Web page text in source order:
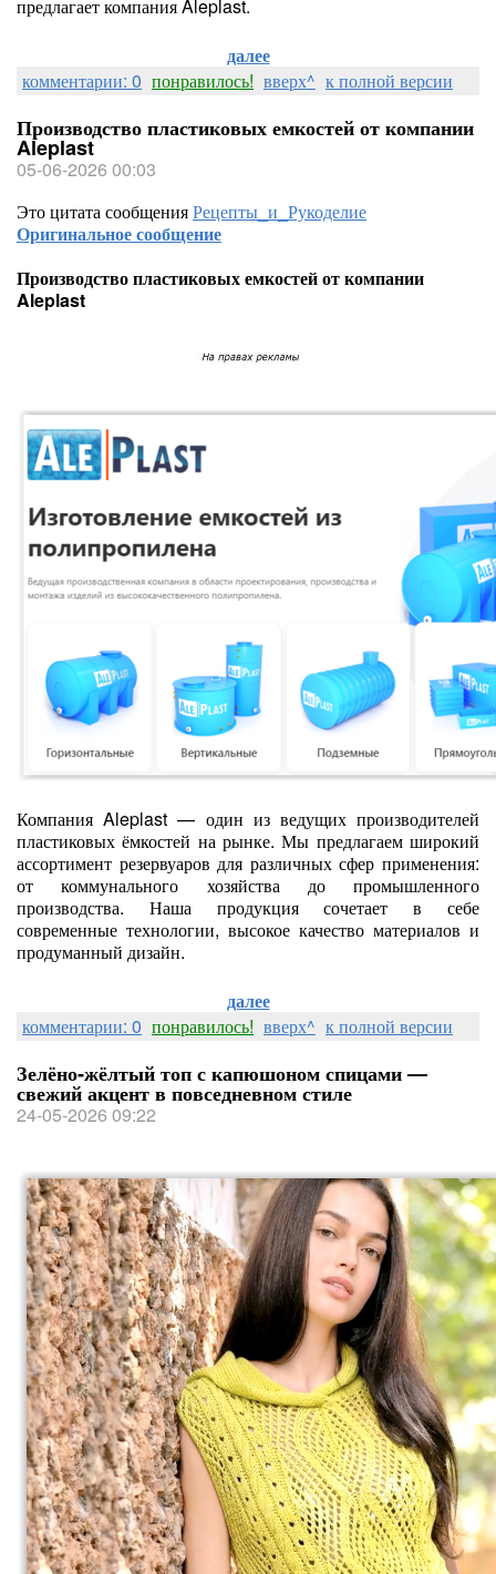
предлагает компания Aleplast.
далее
комментарии: 0 понравилось! вверх^ к полной версии
Производство пластиковых емкостей от компании
Aleplast
05-06-2026 00:03
Это цитата сообщенияРецепты_и_Рукоделие
Оригинальное сообщение
Производство пластиковых емкостей от компании
Aleplast
Компания Aleplast — один из ведущих производителей
пластиковых ёмкостей на рынке. Мы предлагаем широкий
ассортимент резервуаров для различных сфер применения:
от коммунального хозяйства до промышленного
производства. Наша продукция сочетает в себе
современные технологии, высокое качество материалов и
продуманный дизайн.
далее
комментарии: 0 понравилось! вверх^ к полной версии
Зелёно‑жёлтый топ с капюшоном спицами —
свежий акцент в повседневном стиле
24-05-2026 09:22